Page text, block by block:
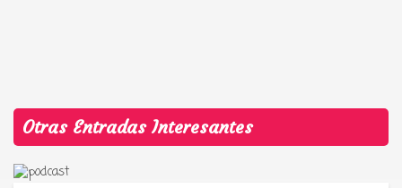
Otras Entradas Interesantes